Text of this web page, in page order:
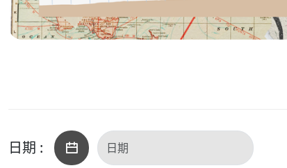
日期 :